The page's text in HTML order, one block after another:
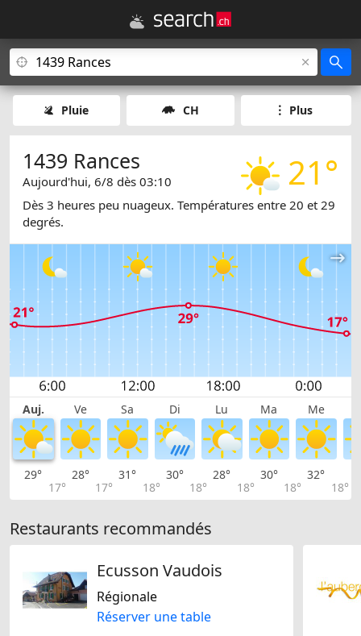
Pluie CH Plus
21°
1439 Rances
Aujourd'hui, 6/8 dès 03:10
Dès 3 heures peu nuageux. Températures entre 20 et 29
degrés.
Auj. Ve Sa Di Lu Ma Me
29°
17°
28°
17°
31°
18°
30°
18°
28°
18°
30°
18°
32°
18°
Restaurants recommandés
Ecusson Vaudois
Régionale
Réserver une table